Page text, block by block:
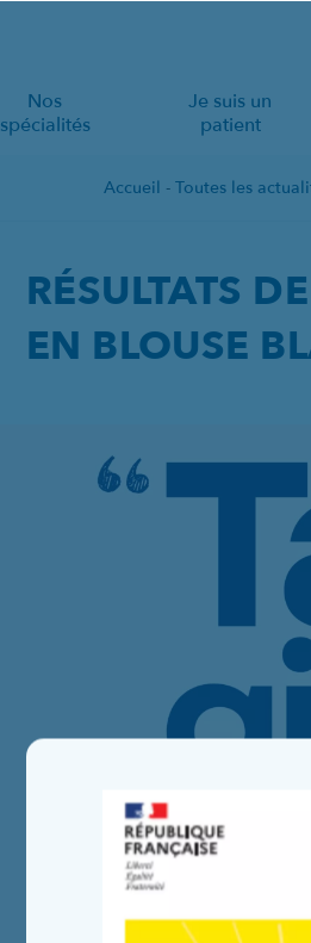
Nos
spécialités
Je suis un
patient
Accueil - Toutes les
RÉSULTATS
EN BLOUSE